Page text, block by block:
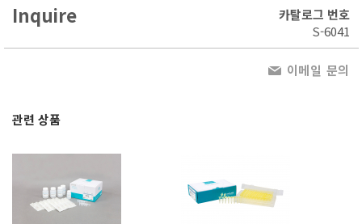
Inquire
카탈로그 번호
S-6041
이메일 문의
관련 상품